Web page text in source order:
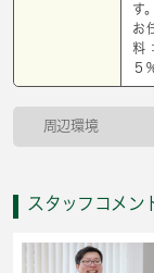
す
お
料
５
周辺環境
スタッフコメン